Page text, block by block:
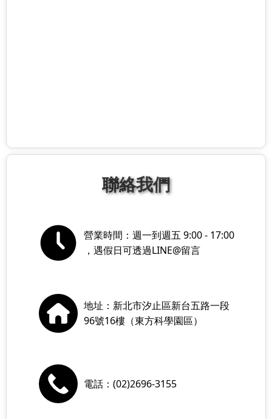
聯絡我們
營業時間：週一到週五 9:00 - 17:00
，遇假日可透過LINE@留言
地址：新北市汐止區新台五路一段
96號16樓（東方科學園區）
電話：(02)2696-3155